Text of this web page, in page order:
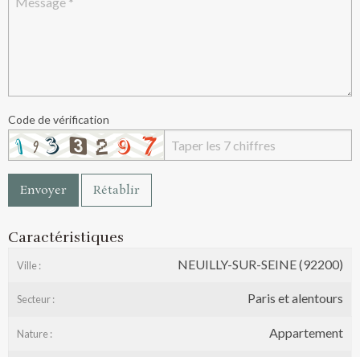
Code de vérification
Envoyer Rétablir
Caractéristiques
Ville : NEUILLY-SUR-SEINE (92200)
Secteur : Paris et alentours
Nature : Appartement